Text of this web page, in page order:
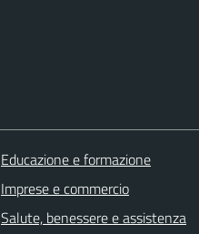
Educazione e formazione
Imprese e commercio
Salute, benessere e assistenza